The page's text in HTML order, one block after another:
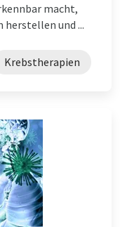
macht,
herstellen und ...
Krebstherapien